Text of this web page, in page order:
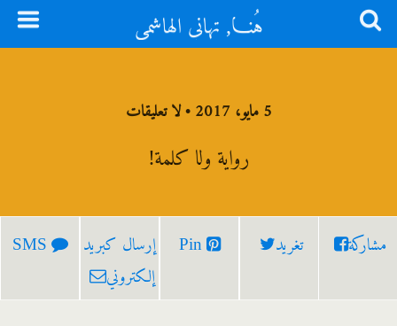
هُنــا, تهاني الهاشمي
5 مايو، 2017 • لا تعليقات
رواية ولا كلمة!
مشاركة تغريد Pin إرسال كبريد
إلكتروني
SMS